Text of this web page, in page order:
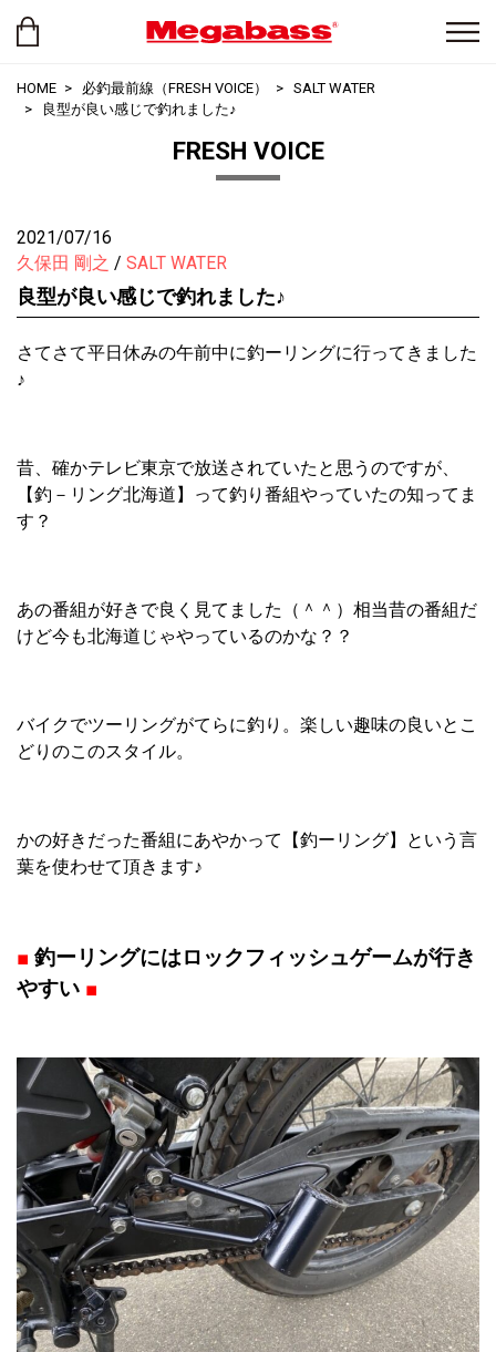
HOME 必釣最前線（FRESH VOICE）
SALT WATER
良型が良い感じで釣れました♪
FRESH VOICE
2021/07/16
久保田 剛之
SALT WATER
良型が良い感じで釣れました♪
さてさて平日休みの午前中に釣ーリングに行ってきました
♪
昔、確かテレビ東京で放送されていたと思うのですが、
【釣－リング北海道】って釣り番組やっていたの知ってま
す？
あの番組が好きで良く見てました（＾＾）相当昔の番組だ
けど今も北海道じゃやっているのかな？？
バイクでツーリングがてらに釣り。楽しい趣味の良いとこ
どりのこのスタイル。
かの好きだった番組にあやかって【釣ーリング】という言
葉を使わせて頂きます♪
■ 釣ーリングにはロックフィッシュゲームが行き
やすい ■